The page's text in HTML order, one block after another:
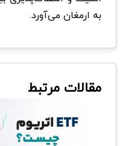
به ارمغان می‌آورد.
مقالات مرتبط